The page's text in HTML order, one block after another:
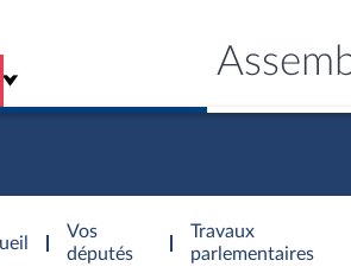
Vos
députés
Travaux
parlementaires